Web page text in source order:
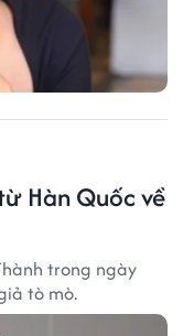
Hàn Quốc về
trong ngày
tò mò.